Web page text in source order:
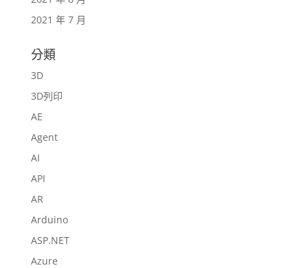
2021 年 7 月
分類
3D
3D列印
AE
Agent
AI
API
AR
Arduino
ASP.NET
Azure